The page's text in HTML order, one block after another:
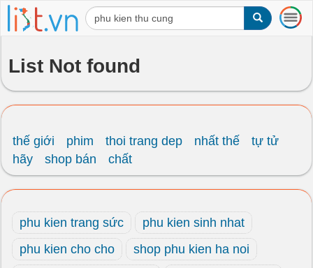
T
o
t
List Not found
thế giới phim thoi trang dep nhất thế
tự tử
hãy
shop bán chất
phu kien trang sức
phu kien sinh nhat
phu kien cho cho
shop phu kien ha noi